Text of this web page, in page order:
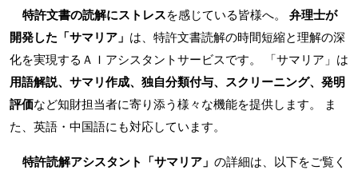
特許文書の読解にストレスを感じている皆様へ。 弁理士が
開発した「サマリア」 は、特許文書読解の時間短縮と理解の深
化を実現するＡＩアシスタントサービスです。 「サマリア」は
用語解説、サマリ作成、独自分類付与、スクリーニング、発明
評価など知財担当者に寄り添う様々な機能を提供します。 ま
た、英語・中国語にも対応しています。
特許読解アシスタント「サマリア」 の詳細は、以下をご覧く